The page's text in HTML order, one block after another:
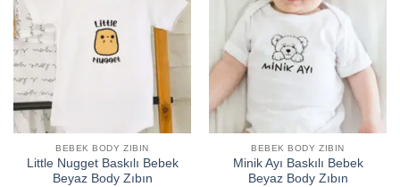
BEBEK BODY ZIBIN
Little Nugget Baskılı Bebek
Beyaz Body Zıbın
BEBEK BODY ZIBIN
Minik Ayı Baskılı Bebek
Beyaz Body Zıbın